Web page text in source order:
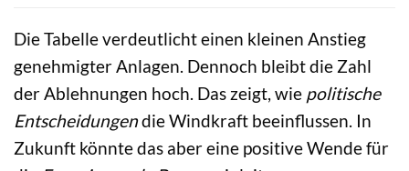
Die Tabelle verdeutlicht einen kleinen Anstieg
genehmigter Anlagen. Dennoch bleibt die Zahl
der Ablehnungen hoch. Das zeigt, wie politische
Entscheidungendie Windkraft beeinflussen. In
Zukunft könnte das aber eine positive Wende für